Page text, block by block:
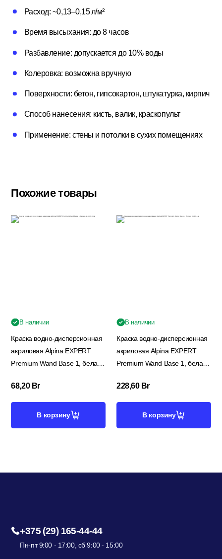
Утеплители и комплектующие
Расход: ~0,13–0,15 л/м²
Время высыхания: до 8 часов
Разбавление: допускается до 10% воды
Колеровка: возможна вручную
Поверхности: бетон, гипсокартон, штукатурка, кирпич
Способ нанесения: кисть, валик, краскопульт
Применение: стены и потолки в сухих помещениях
Похожие товары
В наличии
Краска водно-дисперсионная
акриловая Alpina EXPERT
Premium Wand Base 1, белая,
68,20 Br
В корзину
В наличии
Краска водно-дисперсионная
акриловая Alpina EXPERT
Premium Wand Base 1, белая,
228,60 Br
В корзину
+375 (29) 165-44-44
Пн-пт 9:00 - 17:00, сб 9:00 - 15:00